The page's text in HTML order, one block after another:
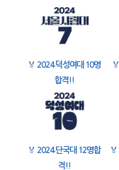
🏅 2024 덕성여대 10명
합격!!
🏅
🏅 2024 단국대 12명합
격!!
🏅